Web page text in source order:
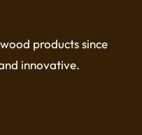
products since
innovative.